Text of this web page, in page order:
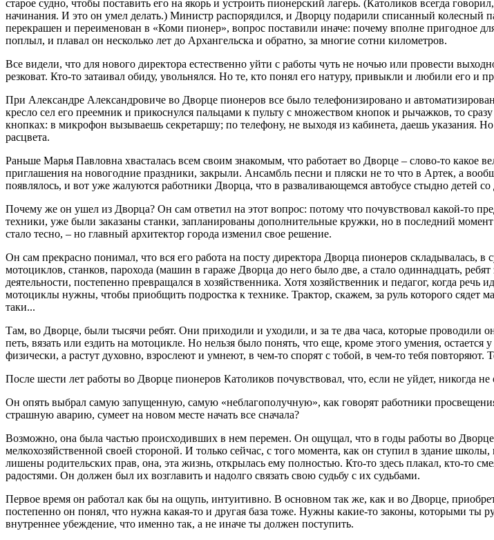
старое судно, чтобы поставить его на якорь и устроить пионерский лагерь. (Католиков всегда
начинания. И это он умел делать.) Министр распорядился, и Дворцу подарили списанный
перекрашен и переименован в «Коми пионер», вопрос поставили иначе: почему вполне пригодное
поплыл, и плавал он несколько лет до Архангельска и обратно, за многие сотни километров.
Все видели, что для нового директора естественно уйти с работы чуть не ночью или провести
резковат. Кто-то затаивал обиду, увольнялся. Но те, кто понял его натуру, привыкли и любили его и
При Александре Александровиче во Дворце пионеров все было телефонизировано и
кресло сел его преемник и прикоснулся пальцами к пульту с множеством кнопок и рычажков, то
кнопках: в микрофон вызываешь секретаршу; по телефону, не выходя из кабинета, даешь указания.
расцвета.
Раньше Марья Павловна хвасталась всем своим знакомым, что работает во Дворце – слово-то какое
приглашения на новогодние праздники, закрыли. Ансамбль песни и пляски не то что в Артек, а
появлялось, и вот уже жалуются работники Дворца, что в разваливающемся автобусе стыдно детей со
Почему же он ушел из Дворца? Он сам ответил на этот вопрос: потому что почувствовал какой-то
техники, уже были заказаны станки, запланированы дополнительные кружки, но в последний
стало тесно, – но главный архитектор города изменил свое решение.
Он сам прекрасно понимал, что вся его работа на посту директора Дворца пионеров складывалась,
мотоциклов, станков, парохода (машин в гараже Дворца до него было две, а стало одиннадцать,
деятельности, постепенно превращался в хозяйственника. Хотя хозяйственник и педагог, когда
мотоциклы нужны, чтобы приобщить подростка к технике. Трактор, скажем, за руль которого
таки...
Там, во Дворце, были тысячи ребят. Они приходили и уходили, и за те два часа, которые
петь, вязать или ездить на мотоцикле. Но нельзя было понять, что еще, кроме этого умения,
физически, а растут духовно, взрослеют и умнеют, в чем-то спорят с тобой, в чем-то тебя повторяют.
После шести лет работы во Дворце пионеров Католиков почувствовал, что, если не уйдет, никогда не
Он опять выбрал самую запущенную, самую «неблагополучную», как говорят работники
страшную аварию, сумеет на новом месте начать все сначала?
Возможно, она была частью происходивших в нем перемен. Он ощущал, что в годы работы во
мелкохозяйственной своей стороной. И только сейчас, с того момента, как он ступил в здание
лишены родительских прав, она, эта жизнь, открылась ему полностью. Кто-то здесь плакал, кто-то
радостями. Он должен был их возглавить и надолго связать свою судьбу с их судьбами.
Первое время он работал как бы на ощупь, интуитивно. В основном так же, как и во Дворце,
постепенно он понял, что нужна какая-то и другая база тоже. Нужны какие-то законы, которыми ты
внутреннее убеждение, что именно так, а не иначе ты должен поступить.